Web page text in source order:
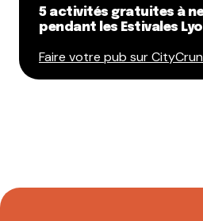
5 activités gratuites à
pendant les Estivales
Faire votre pub sur